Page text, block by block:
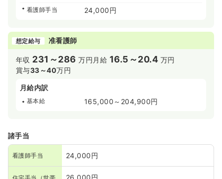
看護師手当 24,000円
想定給与 准看護師
年収 231～286 万円 月給 16.5～20.4 万円
賞与33～40万円
月給内訳
基本給 165,000～204,900円
諸手当
看護師手当 24,000円